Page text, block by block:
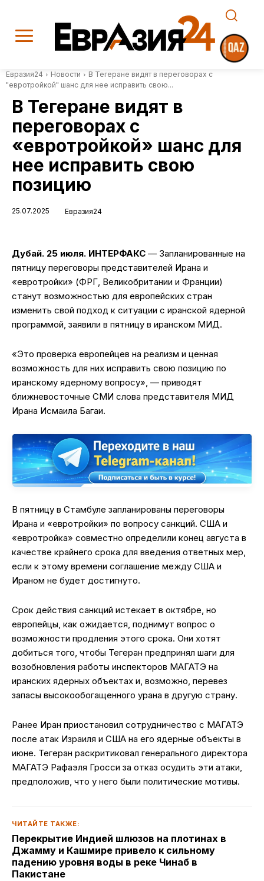
Евразия24 Новости
В Тегеране видят в переговорах с
"евротройкой" шанс для нее исправить свою...
В Тегеране видят в
переговорах с
«евротройкой» шанс для
нее исправить свою
позицию
25.07.2025 Евразия24
Дубай. 25 июля. ИНТЕРФАКС — Запланированные на
пятницу переговоры представителей Ирана и
«евротройки» (ФРГ, Великобритании и Франции)
станут возможностью для европейских стран
изменить свой подход к ситуации с иранской ядерной
программой, заявили в пятницу в иранском МИД.
«Это проверка европейцев на реализм и ценная
возможность для них исправить свою позицию по
иранскому ядерному вопросу», — приводят
ближневосточные СМИ слова представителя МИД
Ирана Исмаила Багаи.
В пятницу в Стамбуле запланированы переговоры
Ирана и «евротройки» по вопросу санкций. США и
«евротройка» совместно определили конец августа в
качестве крайнего срока для введения ответных мер,
если к этому времени соглашение между США и
Ираном не будет достигнуто.
Срок действия санкций истекает в октябре, но
европейцы, как ожидается, поднимут вопрос о
возможности продления этого срока. Они хотят
добиться того, чтобы Тегеран предпринял шаги для
возобновления работы инспекторов МАГАТЭ на
иранских ядерных объектах и, возможно, перевез
запасы высокообогащенного урана в другую страну.
Ранее Иран приостановил сотрудничество с МАГАТЭ
после атак Израиля и США на его ядерные объекты в
июне. Тегеран раскритиковал генерального директора
МАГАТЭ Рафаэля Гросси за отказ осудить эти атаки,
предположив, что у него были политические мотивы.
ЧИТАЙТЕ ТАКЖЕ:
Перекрытие Индией шлюзов на плотинах в
Джамму и Кашмире привело к сильному
падению уровня воды в реке Чинаб в
Пакистане